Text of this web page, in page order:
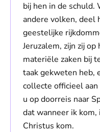
bij hen in de schuld.
andere volken, deel
geestelijke
Jeruzalem, zijn zij
materiële zaken bij
taak gekweten heb,
collecte officieel
u op doorreis naar
dat wanneer ik
Christus kom.